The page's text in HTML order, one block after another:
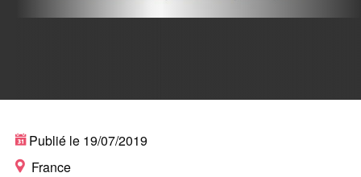
PLATEFORME DE
Publié le 19/07/2019
France